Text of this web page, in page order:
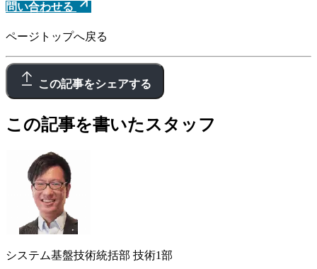
問い合わせる
ページトップへ戻る
この記事をシェアする
この記事を書いたスタッフ
システム基盤技術統括部 技術1部